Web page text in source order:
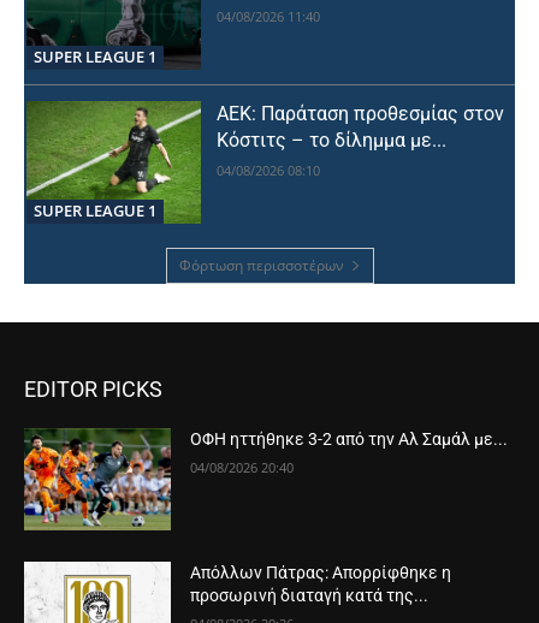
SUPER LEAGUE 1
04/08/2026 11:40
SUPER LEAGUE 1
ΑΕΚ: Παράταση προθεσμίας στον
Κόστιτς – το δίλημμα με...
04/08/2026 08:10
Φόρτωση περισσοτέρων
EDITOR PICKS
ΟΦΗ ηττήθηκε 3-2 από την Αλ Σαμάλ με...
04/08/2026 20:40
Απόλλων Πάτρας: Απορρίφθηκε η
προσωρινή διαταγή κατά της...